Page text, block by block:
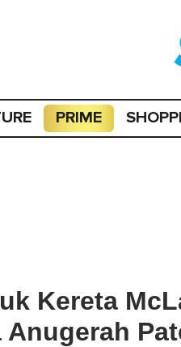
PRIME
Kereta